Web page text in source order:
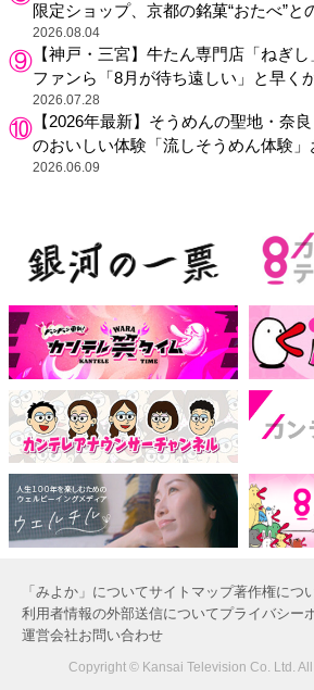
限定ショップ、京都の銘菓“おたべ”と
2026.08.04
【神戸・三宮】牛たん専門店「ねぎし
ファンら「8月が待ち遠しい」と早く
2026.07.28
【2026年最新】そうめんの聖地・奈
のおいしい体験「流しそうめん体験」
2026.06.09
「みよか」についてサイトマップ著作権につ
利用者情報の外部送信についてプライバシー
運営会社お問い合わせ
Copyright © Kansai Television Co. Ltd.